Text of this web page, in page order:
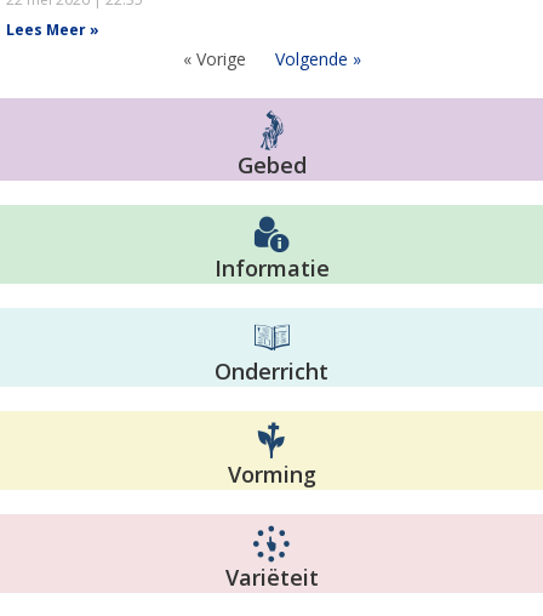
Lees Meer »
« Vorige Volgende »
Gebed
Informatie
Onderricht
Vorming
Variëteit